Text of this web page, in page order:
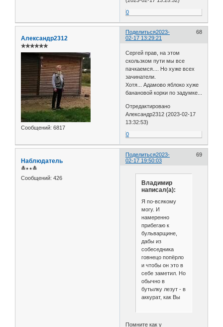
0
Поделиться 68
2023-
02-17 13:29:21
Александр2312
✯✯✯✯✯✯
Сообщений: 6817
Сергей прав, на этом
скользком пути мы все
пачкаемся.... Но хуже всех
зачинатели.
Хотя... Адамово яблоко хуже
банановой корки по задумке...
Отредактировано
Александр2312 (2023-02-17
13:32:53)
0
Поделиться 69
2023-
02-17 19:50:03
Наблюдатель
≛⋆⋆≛
Сообщений: 426
Владимир
написал(а):
Я по-всякому
могу. И
намеренно
прибегаю к
бульварщине,
дабы из
собеседника
говнецо попёрло
и чтобы он это в
себе заметил. Но
обычно в
бутылку лезут - в
аккурат, как Вы
Помните как у